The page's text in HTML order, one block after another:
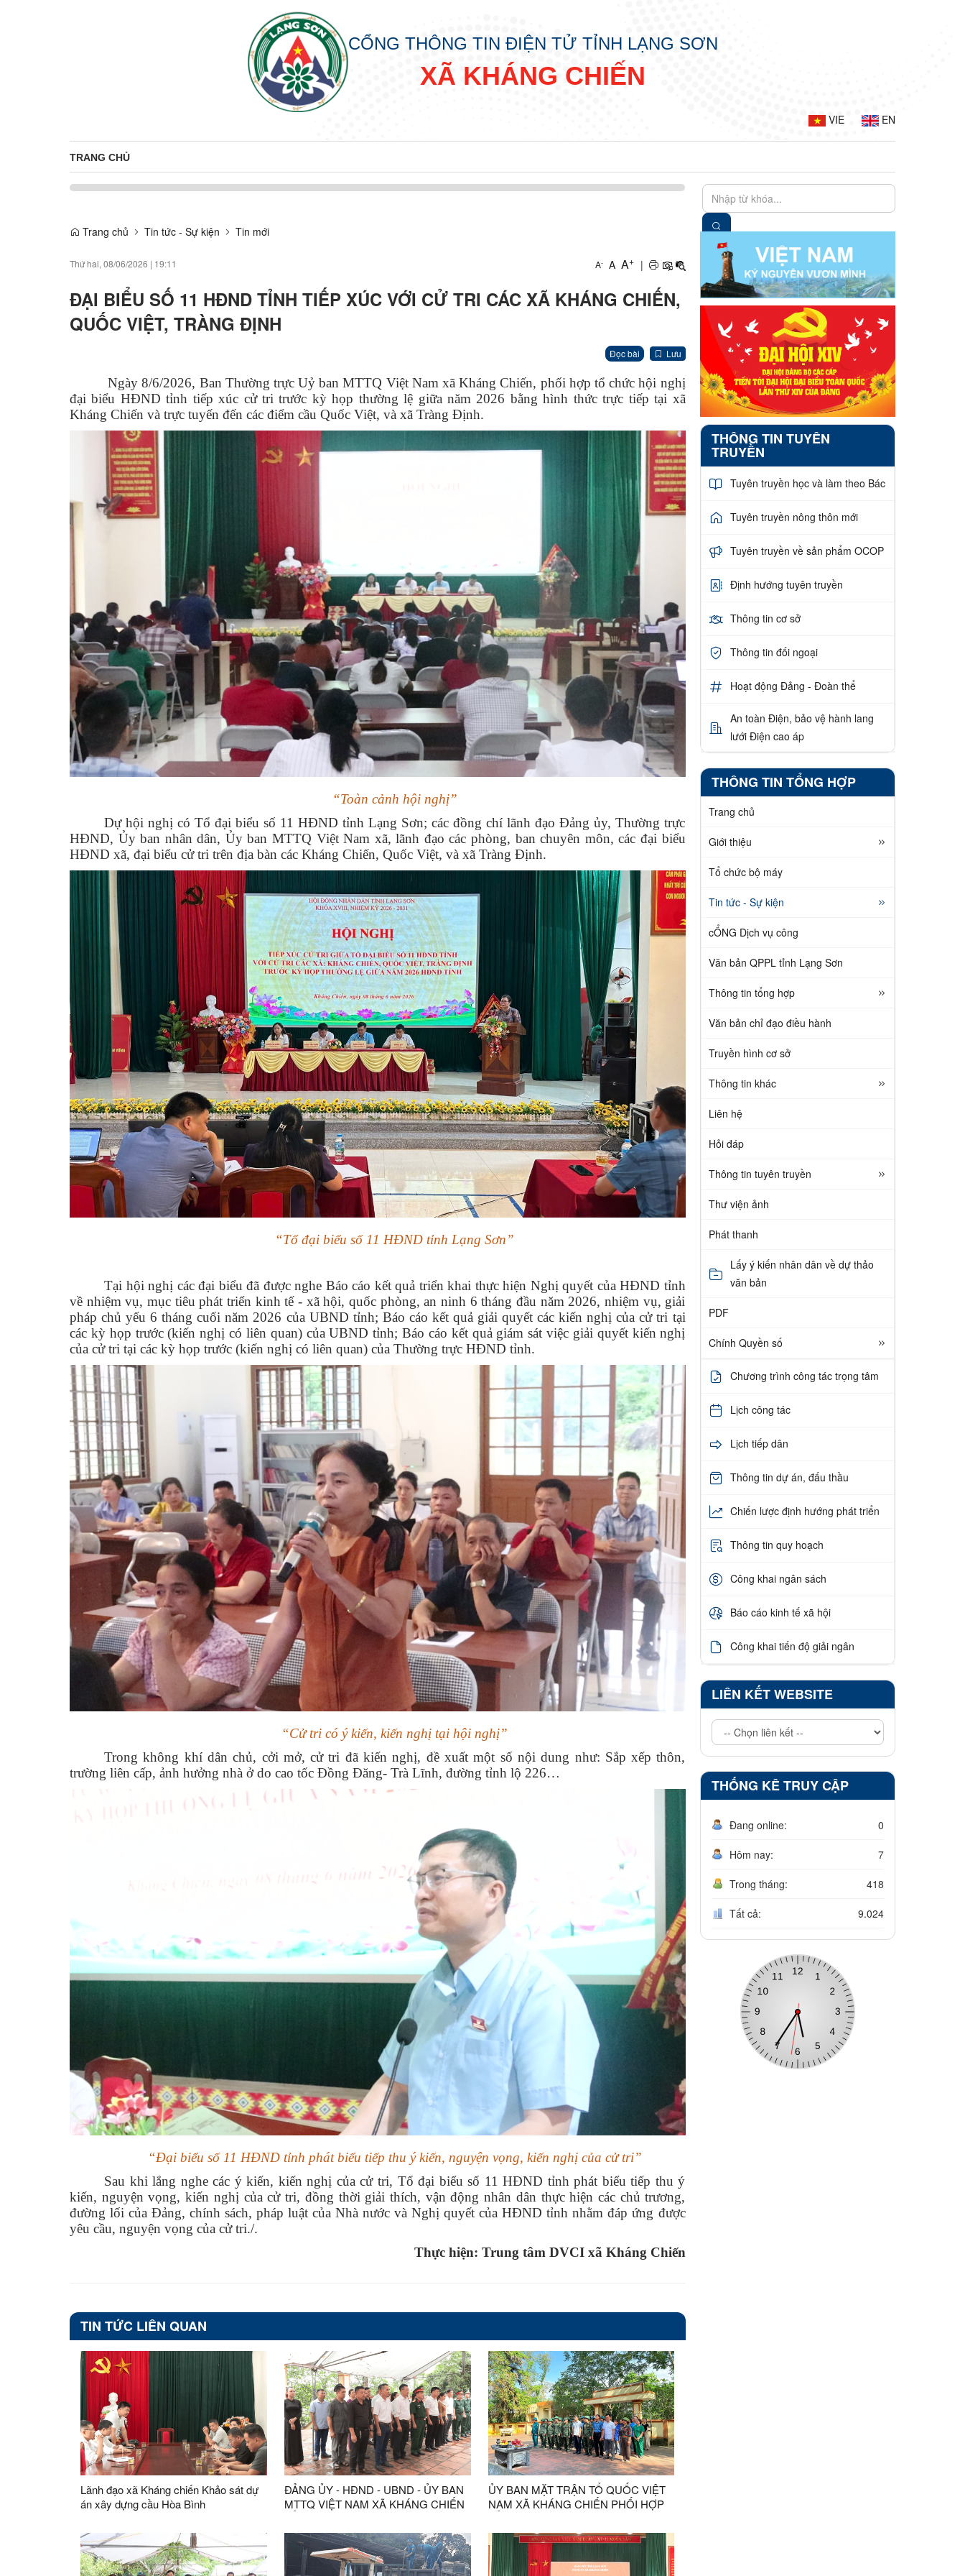
CỔNG THÔNG TIN ĐIỆN TỬ TỈNH LẠNG SƠN
XÃ KHÁNG CHIẾN
VIE EN
TRANG CHỦ
Trang chủ Tin tức - Sự kiện Tin mới
Thứ hai, 08/06/2026 | 19:11 A- A A+ |
ĐẠI BIỂU SỐ 11 HĐND TỈNH TIẾP XÚC VỚI CỬ TRI CÁC XÃ KHÁNG CHIẾN,
QUỐC VIỆT, TRÀNG ĐỊNH
Đọc bài Lưu
Ngày 8/6/2026, Ban Thường trực Uỷ ban MTTQ Việt Nam xã Kháng Chiến, phối hợp tổ chức hội nghị
đại biểu HĐND tỉnh tiếp xúc cử tri trước kỳ họp thường lệ giữa năm 2026 bằng hình thức trực tiếp tại xã
Kháng Chiến và trực tuyến đến các điểm cầu Quốc Việt, và xã Tràng Định.
“Toàn cảnh hội nghị”
Dự hội nghị có Tổ đại biểu số 11 HĐND tỉnh Lạng Sơn; các đồng chí lãnh đạo Đảng ủy, Thường trực
HĐND, Ủy ban nhân dân, Ủy ban MTTQ Việt Nam xã, lãnh đạo các phòng, ban chuyên môn, các đại biểu
HĐND xã, đại biểu cử tri trên địa bàn các Kháng Chiến, Quốc Việt, và xã Tràng Định.
“Tổ đại biểu số 11 HĐND tỉnh Lạng Sơn”
Tại hội nghị các đại biểu đã được nghe Báo cáo kết quả triển khai thực hiện Nghị quyết của HĐND tỉnh
về nhiệm vụ, mục tiêu phát triển kinh tế - xã hội, quốc phòng, an ninh 6 tháng đầu năm 2026, nhiệm vụ, giải
pháp chủ yếu 6 tháng cuối năm 2026 của UBND tỉnh; Báo cáo kết quả giải quyết các kiến nghị của cử tri tại
các kỳ họp trước (kiến nghị có liên quan) của UBND tỉnh; Báo cáo kết quả giám sát việc giải quyết kiến nghị
của cử tri tại các kỳ họp trước (kiến nghị có liên quan) của Thường trực HĐND tỉnh.
“Cử tri có ý kiến, kiến nghị tại hội nghị”
Trong không khí dân chủ, cởi mở, cử tri đã kiến nghị, đề xuất một số nội dung như: Sắp xếp thôn,
trường liên cấp, ảnh hưởng nhà ở do cao tốc Đồng Đăng- Trà Lĩnh, đường tỉnh lộ 226…
“Đại biểu số 11 HĐND tỉnh phát biểu tiếp thu ý kiến, nguyện vọng, kiến nghị của cử tri”
Sau khi lắng nghe các ý kiến, kiến nghị của cử tri, Tổ đại biểu số 11 HĐND tỉnh phát biểu tiếp thu ý
kiến, nguyện vọng, kiến nghị của cử tri, đồng thời giải thích, vận động nhân dân thực hiện các chủ trương,
đường lối của Đảng, chính sách, pháp luật của Nhà nước và Nghị quyết của HĐND tỉnh nhằm đáp ứng được
yêu cầu, nguyện vọng của cử tri./.
Thực hiện: Trung tâm DVCI xã Kháng Chiến
TIN TỨC LIÊN QUAN
Lãnh đạo xã Kháng chiến Khảo sát dự
án xây dựng cầu Hòa Bình
ĐẢNG ỦY - HĐND - UBND - ỦY BAN
MTTQ VIỆT NAM XÃ KHÁNG CHIẾN
HOA TƯỞNG NIỆM CÁC ANH HÙNG
LIỆT SĨ TẠI NGHĨA TRANG LIỆT SĨ
BẢN TRẠI
ỦY BAN MẶT TRẬN TỔ QUỐC VIỆT
NAM XÃ KHÁNG CHIẾN PHỐI HỢP
LIỆT SĨ BẢN TRẠI SAU KHI HOÀN
THÀNH NHIỆM VỤ LẤY MẪU XÁC
ĐỊNH DANH TÍNH HÀI CỐT LIỆT SĨ
THÔNG TIN TUYÊN
TRUYỀN
Tuyên truyền học và làm theo Bác
Tuyên truyền nông thôn mới
Tuyên truyền về sản phẩm OCOP
Định hướng tuyên truyền
Thông tin cơ sở
Thông tin đối ngoại
Hoạt động Đảng - Đoàn thể
An toàn Điện, bảo vệ hành lang
lưới Điện cao áp
THÔNG TIN TỔNG HỢP
Trang chủ
Giới thiệu
Tổ chức bộ máy
Tin tức - Sự kiện
cỔNG Dịch vụ công
Văn bản QPPL tỉnh Lạng Sơn
Thông tin tổng hợp
Văn bản chỉ đạo điều hành
Truyền hình cơ sở
Thông tin khác
Liên hệ
Hỏi đáp
Thông tin tuyên truyền
Thư viện ảnh
Phát thanh
Lấy ý kiến nhân dân về dự thảo
văn bản
PDF
Chính Quyền số
Chương trình công tác trọng tâm
Lịch công tác
Lịch tiếp dân
Thông tin dự án, đấu thầu
Chiến lược định hướng phát triển
Thông tin quy hoạch
Công khai ngân sách
Báo cáo kinh tế xã hội
Công khai tiến độ giải ngân
LIÊN KẾT WEBSITE
THỐNG KÊ TRUY CẬP
Đang online: 0
Hôm nay: 7
Trong tháng: 418
Tất cả: 9.024